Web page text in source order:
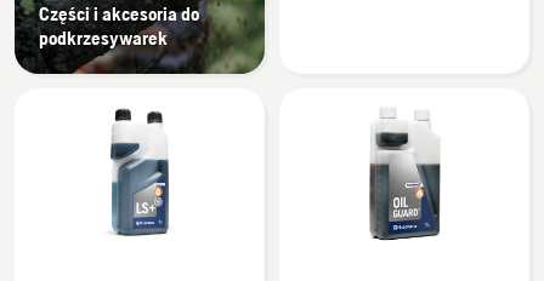
Części i akcesoria do
podkrzesywarek
dwusuwowych